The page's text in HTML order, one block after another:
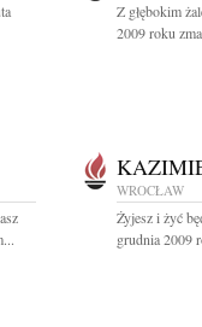
Z głębokim
2009 roku
WROCŁAW
Żyjesz i żyć
grudnia 2009